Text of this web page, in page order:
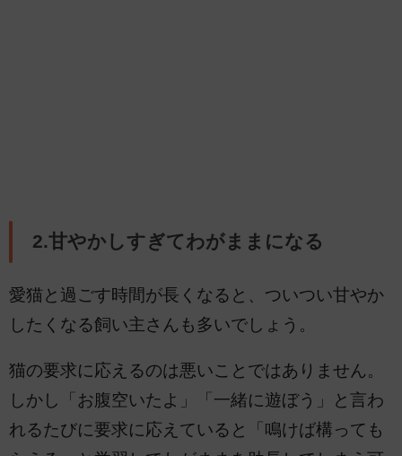
2.甘やかしすぎてわがままになる
愛猫と過ごす時間が長くなると、ついつい甘やか
したくなる飼い主さんも多いでしょう。
猫の要求に応えるのは悪いことではありません。
しかし「お腹空いたよ」「一緒に遊ぼう」と言わ
れるたびに要求に応えていると「鳴けば構っても